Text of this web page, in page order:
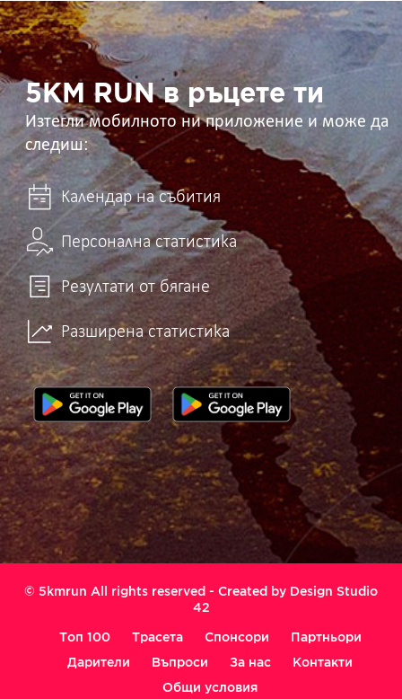
5KM
RUN
в
ръцете
ти 5KM RUN в ръцете ти
Изтегли мобилното ни приложение и може да
следиш:
Календар на събития
Персонална статистика
Резултати от бягане
Разширена статистика
© 5kmrun All rights reserved - Created by Design Studio
42
Топ 100 Трасета Спонсори
Партньори
Дарители
Въпроси За нас
Контакти
Общи условия